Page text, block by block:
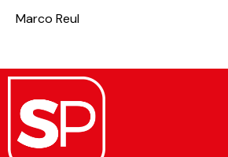
Marco Reul